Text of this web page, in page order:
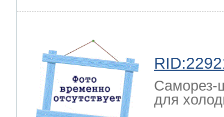
Саморез-
для